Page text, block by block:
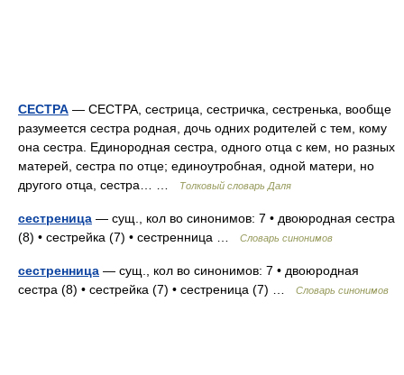
СЕСТРА — СЕСТРА, сестрица, сестричка, сестренька, вообще
разумеется сестра родная, дочь одних родителей с тем, кому
она сестра. Единородная сестра, одного отца с кем, но разных
матерей, сестра по отце; единоутробная, одной матери, но
другого отца, сестра… …
Толковый словарь Даля
сестреница — сущ., кол во синонимов: 7 • двоюродная сестра
(8) • сестрейка (7) • сестренница …
Словарь синонимов
сестренница — сущ., кол во синонимов: 7 • двоюродная
сестра (8) • сестрейка (7) • сестреница (7) …
Словарь синонимов